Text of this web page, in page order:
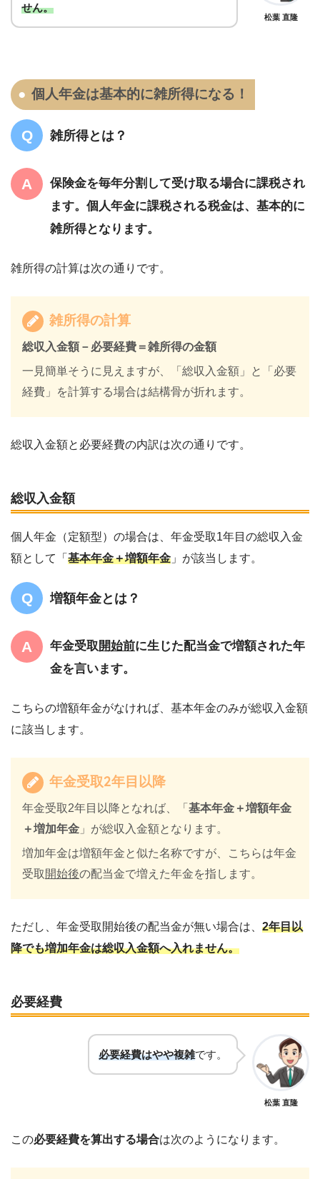
せん。
松葉 直隆
個人年金は基本的に雑所得になる！
雑所得とは？
保険金を毎年分割して受け取る場合に課税され
ます。個人年金に課税される税金は、基本的に
雑所得となります。
雑所得の計算は次の通りです。
雑所得の計算
総収入金額－必要経費＝雑所得の金額
一見簡単そうに見えますが、「総収入金額」と「必要
経費」を計算する場合は結構骨が折れます。
総収入金額と必要経費の内訳は次の通りです。
総収入金額
個人年金（定額型）の場合は、年金受取1年目の総収入金
額として「 基本年金＋増額年金 」が該当します。
増額年金とは？
年金受取 開始前に生じた配当金で増額された年
金を言います。
こちらの増額年金がなければ、基本年金のみが総収入金額
に該当します。
年金受取2年目以降
年金受取2年目以降となれば、「 基本年金＋増額年金
＋増加年金 」が総収入金額となります。
増加年金は増額年金と似た名称ですが、こちらは年金
受取 開始後の配当金で増えた年金を指します。
ただし、年金受取開始後の配当金が無い場合は、 2年目以
降でも増加年金は総収入金額へ入れません。
必要経費
必要経費はやや複雑です。
松葉 直隆
この必要経費を算出する場合は次のようになります。